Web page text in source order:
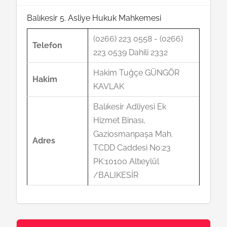
Balıkesir 5. Asliye Hukuk Mahkemesi
Telefon
(0266) 223 0558 - (0266)
223 0539 Dahili 2332
Hakim
Hakim Tuğçe GÜNGÖR
KAVLAK
Adres
Balıkesir Adliyesi Ek
Hizmet Binası,
Gaziosmanpaşa Mah.
TCDD Caddesi No:23
PK:10100 Altıeylül
/BALIKESİR